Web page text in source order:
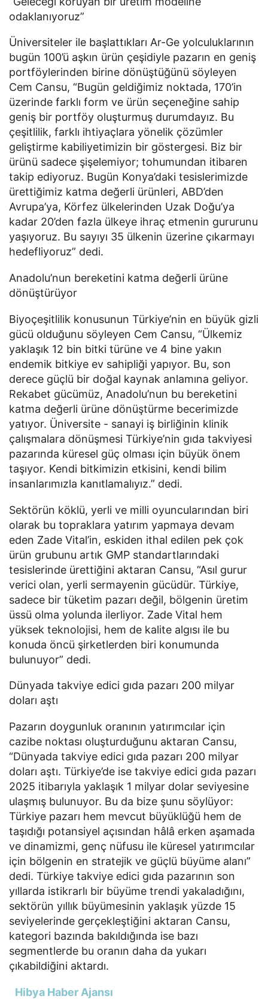
odaklanıyoruz”
Üniversiteler ile başlattıkları Ar-Ge yolculuklarının
bugün 100’ü aşkın ürün çeşidiyle pazarın en geniş
portföylerinden birine dönüştüğünü söyleyen
Cem Cansu, “Bugün geldiğimiz noktada, 170’in
üzerinde farklı form ve ürün seçeneğine sahip
geniş bir portföy oluşturmuş durumdayız. Bu
çeşitlilik, farklı ihtiyaçlara yönelik çözümler
geliştirme kabiliyetimizin bir göstergesi. Biz bir
ürünü sadece şişelemiyor; tohumundan itibaren
takip ediyoruz. Bugün Konya’daki tesislerimizde
ürettiğimiz katma değerli ürünleri, ABD’den
Avrupa’ya, Körfez ülkelerinden Uzak Doğu’ya
kadar 20’den fazla ülkeye ihraç etmenin gururunu
yaşıyoruz. Bu sayıyı 35 ülkenin üzerine çıkarmayı
hedefliyoruz” dedi.
Anadolu’nun bereketini katma değerli ürüne
dönüştürüyor
Biyoçeşitlilik konusunun Türkiye’nin en büyük gizli
gücü olduğunu söyleyen Cem Cansu, “Ülkemiz
yaklaşık 12 bin bitki türüne ve 4 bine yakın
endemik bitkiye ev sahipliği yapıyor. Bu, son
derece güçlü bir doğal kaynak anlamına geliyor.
Rekabet gücümüz, Anadolu’nun bu bereketini
katma değerli ürüne dönüştürme becerimizde
yatıyor. Üniversite - sanayi iş birliğinin klinik
çalışmalara dönüşmesi Türkiye’nin gıda takviyesi
pazarında küresel güç olması için büyük önem
taşıyor. Kendi bitkimizin etkisini, kendi bilim
insanlarımızla kanıtlamalıyız.” dedi.
Sektörün köklü, yerli ve milli oyuncularından biri
olarak bu topraklara yatırım yapmaya devam
eden Zade Vital’in, eskiden ithal edilen pek çok
ürün grubunu artık GMP standartlarındaki
tesislerinde ürettiğini aktaran Cansu, “Asıl gurur
verici olan, yerli sermayenin gücüdür. Türkiye,
sadece bir tüketim pazarı değil, bölgenin üretim
üssü olma yolunda ilerliyor. Zade Vital hem
yüksek teknolojisi, hem de kalite algısı ile bu
konuda öncü şirketlerden biri konumunda
bulunuyor” dedi.
Dünyada takviye edici gıda pazarı 200 milyar
doları aştı
Pazarın doygunluk oranının yatırımcılar için
cazibe noktası oluşturduğunu aktaran Cansu,
“Dünyada takviye edici gıda pazarı 200 milyar
doları aştı. Türkiye’de ise takviye edici gıda pazarı
2025 itibarıyla yaklaşık 1 milyar dolar seviyesine
ulaşmış bulunuyor. Bu da bize şunu söylüyor:
Türkiye pazarı hem mevcut büyüklüğü hem de
taşıdığı potansiyel açısından hâlâ erken aşamada
ve dinamizmi, genç nüfusu ile küresel yatırımcılar
için bölgenin en stratejik ve güçlü büyüme alanı”
dedi. Türkiye takviye edici gıda pazarının son
yıllarda istikrarlı bir büyüme trendi yakaladığını,
sektörün yıllık büyümesinin yaklaşık yüzde 15
seviyelerinde gerçekleştiğini aktaran Cansu,
kategori bazında bakıldığında ise bazı
segmentlerde bu oranın daha da yukarı
çıkabildiğini aktardı.
Hibya Haber Ajansı